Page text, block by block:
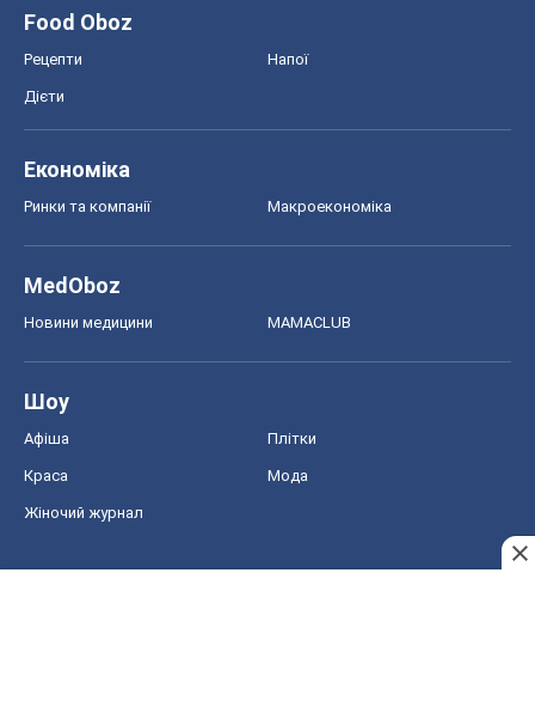
Food Oboz
Рецепти Напої
Дієти
Економіка
Ринки та компанії Макроекономіка
MedOboz
Новини медицини MAMACLUB
Шоу
Афіша Плітки
Краса Мода
Жіночий журнал